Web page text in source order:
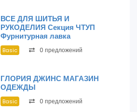
ВСЕ ДЛЯ ШИТЬЯ И
РУКОДЕЛИЯ Секция ЧТУП
Фурнитурная лавка
Basic 0 предложений
ГЛОРИЯ ДЖИНС МАГАЗИН
ОДЕЖДЫ
Basic 0 предложений